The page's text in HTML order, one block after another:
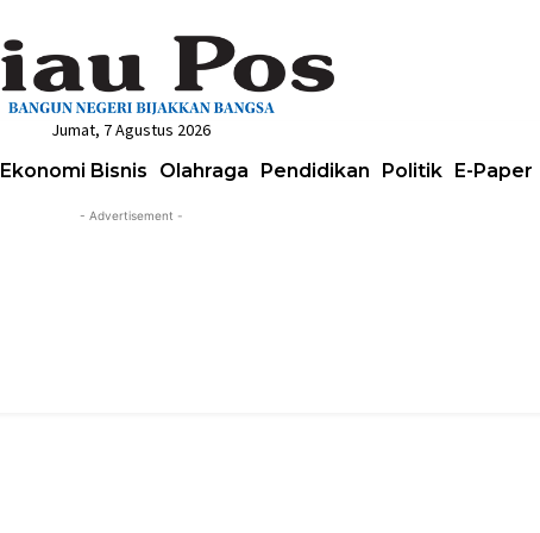
Jumat, 7 Agustus 2026
Ekonomi Bisnis Olahraga Pendidikan Politik E-Paper
- Advertisement -